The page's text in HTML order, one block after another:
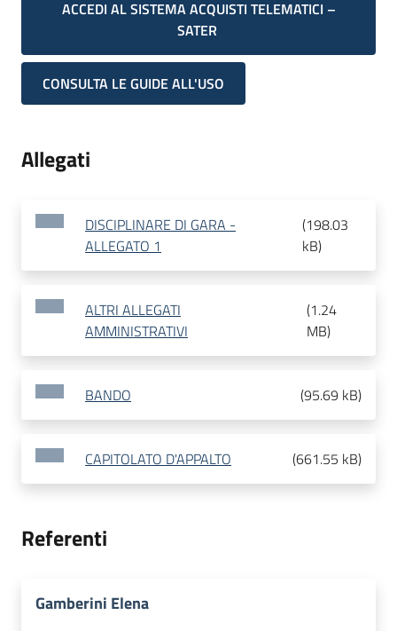
ACCEDI AL SISTEMA ACQUISTI TELEMATICI –
SATER
CONSULTA LE GUIDE ALL'USO
Allegati
DISCIPLINARE DI GARA -
ALLEGATO 1
(198.03
kB)
ALTRI ALLEGATI
AMMINISTRATIVI
(1.24
MB)
BANDO (95.69 kB)
CAPITOLATO D'APPALTO (661.55 kB)
Referenti
Gamberini Elena